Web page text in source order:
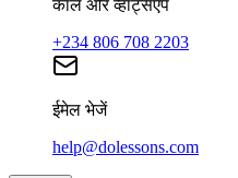
कॉल और व्हाट्सएप
+234 806 708 2203
ईमेल भेजें
help@dolessons.com